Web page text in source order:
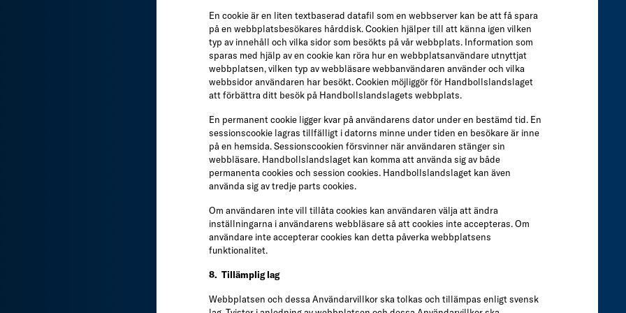
En cookie är en liten textbaserad datafil som en webbserver kan be att få spara
på en webbplatsbesökares hårddisk. Cookien hjälper till att känna igen vilken
typ av innehåll och vilka sidor som besökts på vår webbplats. Information som
sparas med hjälp av en cookie kan röra hur en webbplatsanvändare utnyttjat
webbplatsen, vilken typ av webbläsare webbanvändaren använder och vilka
webbsidor användaren har besökt. Cookien möjliggör för Handbollslandslaget
att förbättra ditt besök på Handbollslandslagets webbplats.
En permanent cookie ligger kvar på användarens dator under en bestämd tid. En
sessionscookie lagras tillfälligt i datorns minne under tiden en besökare är inne
på en hemsida. Sessionscookien försvinner när användaren stänger sin
webbläsare. Handbollslandslaget kan komma att använda sig av både
permanenta cookies och session cookies. Handbollslandslaget kan även
använda sig av tredje parts cookies.
Om användaren inte vill tillåta cookies kan användaren välja att ändra
inställningarna i användarens webbläsare så att cookies inte accepteras. Om
användare inte accepterar cookies kan detta påverka webbplatsens
funktionalitet.
8. Tillämplig lag
Webbplatsen och dessa Användarvillkor ska tolkas och tillämpas enligt svensk